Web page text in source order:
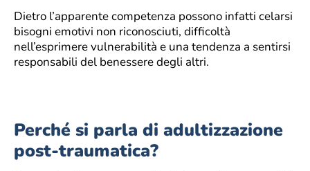
Dietro l’apparente competenza possono infatti celarsi
bisogni emotivi non riconosciuti, difficoltà
nell’esprimere vulnerabilità e una tendenza a sentirsi
responsabili del benessere degli altri.
Perché si parla di adultizzazione
post-traumatica?